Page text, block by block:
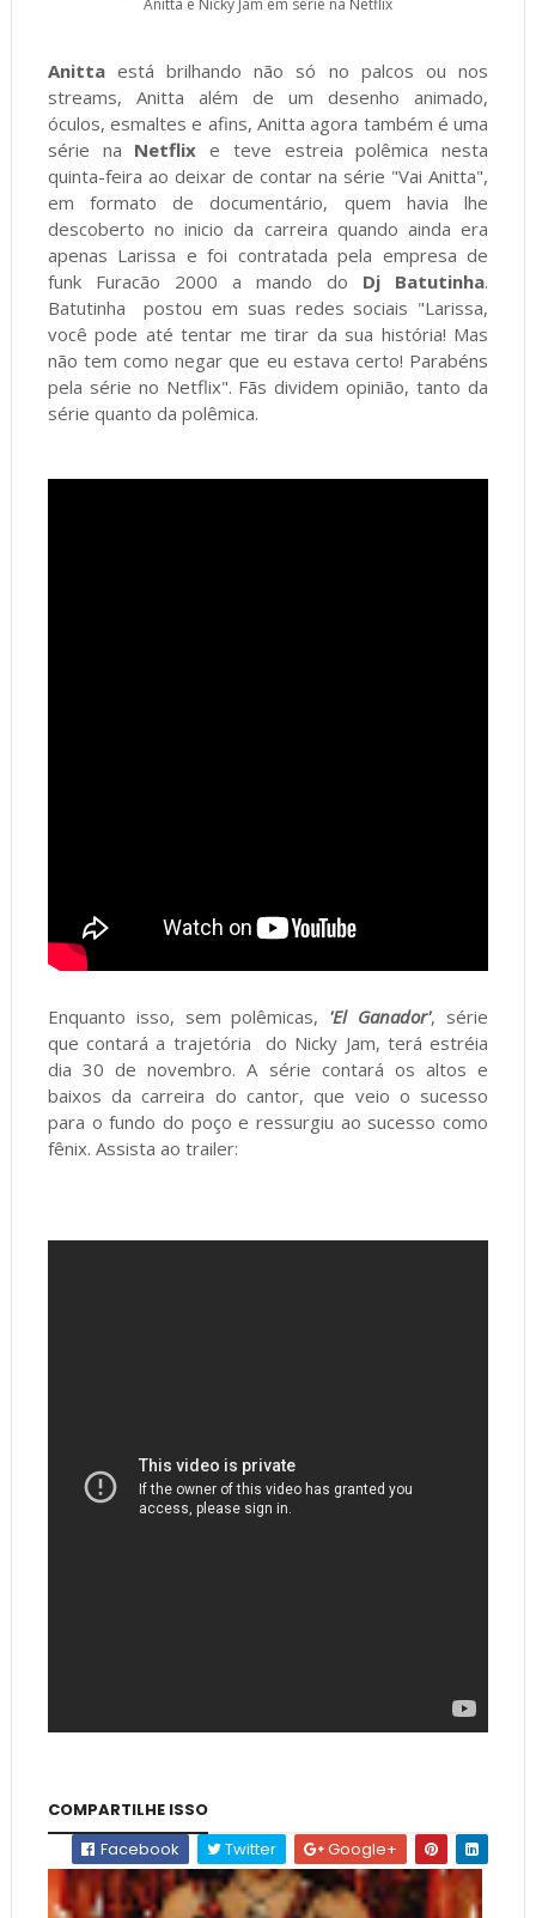
Anittaestá brilhando não só no palcos ou nos
streams, Anitta além de um desenho animado,
óculos, esmaltes e afins, Anitta agora também é uma
série na Netflix e teve estreia polêmica nesta
quinta-feira ao deixar de contar na série "Vai Anitta",
em formato de documentário, quem havia lhe
descoberto no inicio da carreira quando ainda era
apenas Larissa e foi contratada pela empresa de
funk Furacão 2000 a mando do Dj Batutinha.
Batutinha postou em suas redes sociais "Larissa,
você pode até tentar me tirar da sua história! Mas
não tem como negar que eu estava certo! Parabéns
pela série no Netflix". Fãs dividem opinião, tanto da
série quanto da polêmica.
Enquanto isso, sem polêmicas, 'El Ganador', série
que contará a trajetória do Nicky Jam, terá estréia
dia 30 de novembro. A série contará os altos e
baixos da carreira do cantor, que veio o sucesso
para o fundo do poço e ressurgiu ao sucesso como
fênix. Assista ao trailer:
COMPARTILHE ISSO
Facebook
Twitter Google+